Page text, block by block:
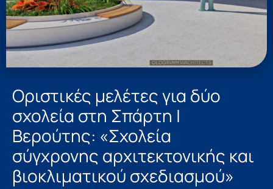
Οριστικές μελέτες για δύο
σχολεία στη Σπάρτη |
Βερούτης: «Σχολεία
σύγχρονης αρχιτεκτονικής και
βιοκλιματικού σχεδιασμού»